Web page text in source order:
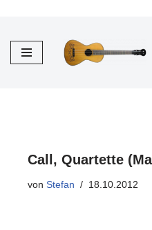
Inhalt
Call, Quartette
von Stefan 18.10.2012